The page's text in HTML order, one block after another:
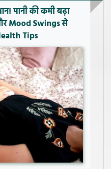
पानी की कमी बढ़ा
Mood Swings से
Tips